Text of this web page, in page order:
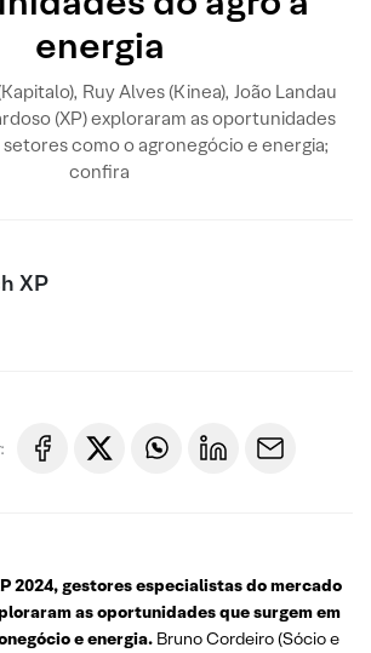
energia
Ruy Alves (Kinea), João Landau
(XP) exploraram as oportunidades
como o agronegócio e energia;
confira
XP
2024, gestores especialistas do mercado
as oportunidades que surgem em
e energia. Bruno Cordeiro (Sócio e